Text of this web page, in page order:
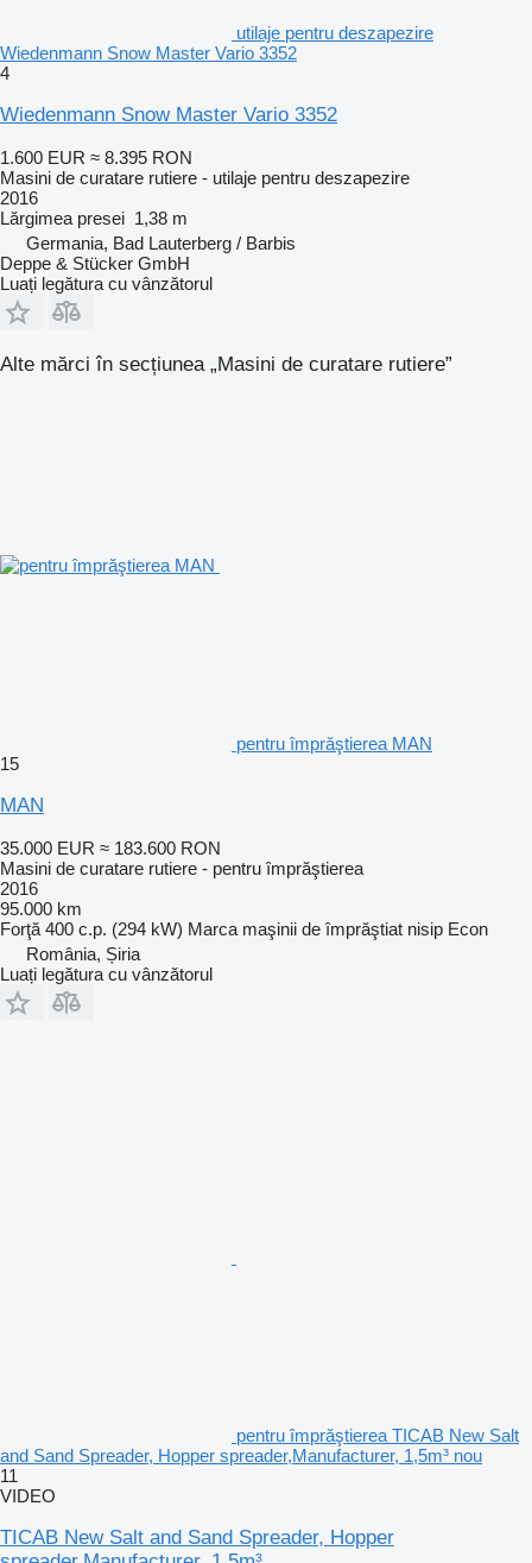
utilaje pentru deszapezire
Wiedenmann Snow Master Vario 3352
4
Wiedenmann Snow Master Vario 3352
1.600 EUR ≈ 8.395 RON
Masini de curatare rutiere - utilaje pentru deszapezire
2016
Lărgimea presei 1,38 m
Germania, Bad Lauterberg / Barbis
Deppe & Stücker GmbH
Luați legătura cu vânzătorul
Alte mărci în secțiunea „Masini de curatare rutiere”
pentru împrăştierea MAN
15
MAN
35.000 EUR ≈ 183.600 RON
Masini de curatare rutiere - pentru împrăştierea
2016
95.000 km
Forţă 400 c.p. (294 kW) Marca maşinii de împrăştiat nisip Econ
România, Șiria
Luați legătura cu vânzătorul
pentru împrăştierea TICAB New Salt
and Sand Spreader, Hopper spreader,Manufacturer, 1,5m³ nou
11
VIDEO
TICAB New Salt and Sand Spreader, Hopper